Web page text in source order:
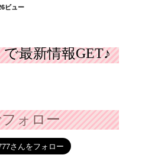
ビュー
最新情報GET♪
ォロー